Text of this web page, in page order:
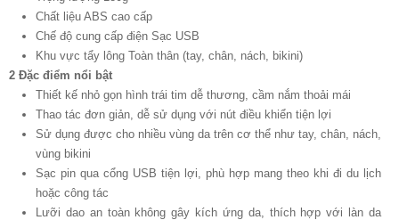
Chất liệu ABS cao cấp
Chế độ cung cấp điện Sạc USB
Khu vực tẩy lông Toàn thân (tay, chân, nách, bikini)
2 Đặc điểm nổi bật
Thiết kế nhỏ gọn hình trái tim dễ thương, cầm nắm thoải mái
Thao tác đơn giản, dễ sử dụng với nút điều khiển tiện lợi
Sử dụng được cho nhiều vùng da trên cơ thể như tay, chân, nách,
vùng bikini
Sạc pin qua cổng USB tiện lợi, phù hợp mang theo khi đi du lịch
hoặc công tác
Lưỡi dao an toàn không gây kích ứng da, thích hợp với làn da